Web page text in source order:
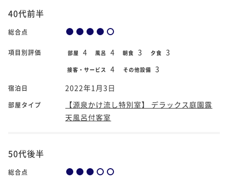
40代前半
総合点
項目別評価 部屋 4 風呂 4 朝食 3 夕食 3
接客・サービス 4 その他設備 3
宿泊日 2022年1月3日
部屋タイプ
【源泉かけ流し特別室】 デラックス庭園露
天風呂付客室
50代後半
総合点